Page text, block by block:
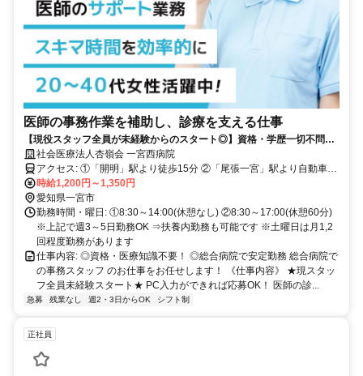
医師の事務作業を補助し、診療を支える仕事
【現役スタッフ全員が未経験からのスタート◎】資格・学歴一切不問◎
週3日～OK◎子育てしながら働ける◎ ライフスタイルに合った働き方実
現しませんか？
社会医療法人杏嶺会 一宮西病院
アクセス: ①「開明」駅より徒歩15分 ②「尾張一宮」駅より自動車10
分 ③「今伊勢」駅より自動車3分
時給1,200円～1,350円
愛知県一宮市
勤務時間・曜日: ①8:30～14:00(休憩なし) ②8:30～17:00(休憩60分)
※上記で週3～5日勤務OK ⇒扶養内勤務も可能です ※土曜日は月1,2
回程度勤務があります
仕事内容: ◎資格・医療知識不要！ ◎総合病院で安定勤務 総合病院で
の事務スタッフ のお仕事をお任せします！ 《仕事内容》 ★現スタッ
フ全員未経験スタート★ PC入力ができれば応募OK！ 医師の診...
急募 残業なし 週2・3日からOK シフト制
正社員